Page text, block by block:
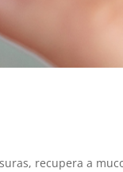
recupera a